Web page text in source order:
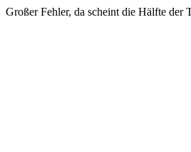
Großer Fehler, da scheint die Hälfte der